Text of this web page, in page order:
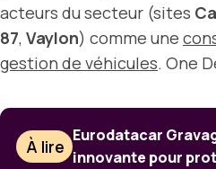
acteurs du secteur (sites
87, Vaylon) comme une
gestion de véhicules. One
À lire
Eurodatacar
innovante pour